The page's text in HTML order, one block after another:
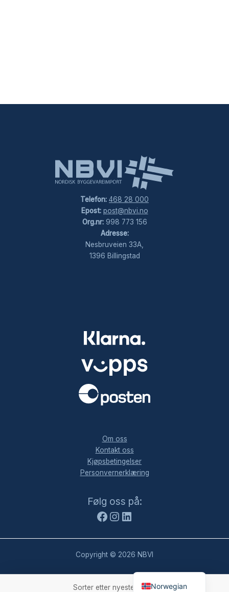
Telefon: 468 28 000
Epost: post@nbvi.no
Org.nr:998 773 156
Adresse:
Nesbruveien 33A,
1396 Billingstad
Om oss
Kontakt oss
Kjøpsbetingelser
Personvernerklæring
Følg oss på:
Facebook
Instagram
LinkedIn
Copyright © 2026 NBVI
Norwegian